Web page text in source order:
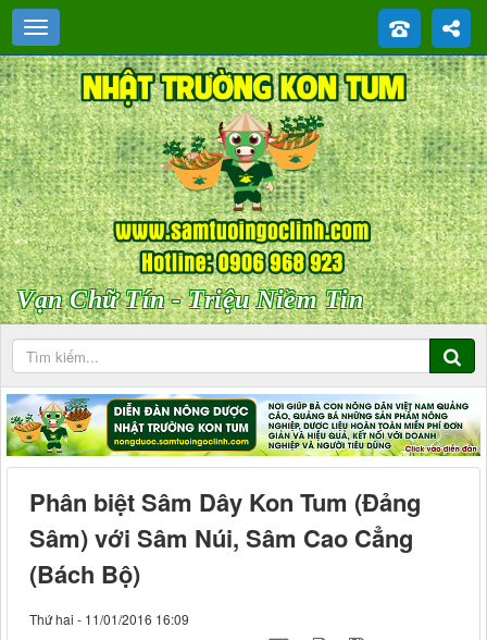
Vạn Chữ Tín - Triệu Niềm Tin
Phân biệt Sâm Dây Kon Tum (Đảng
Sâm) với Sâm Núi, Sâm Cao Cẳng
(Bách Bộ)
Thứ hai - 11/01/2016 16:09